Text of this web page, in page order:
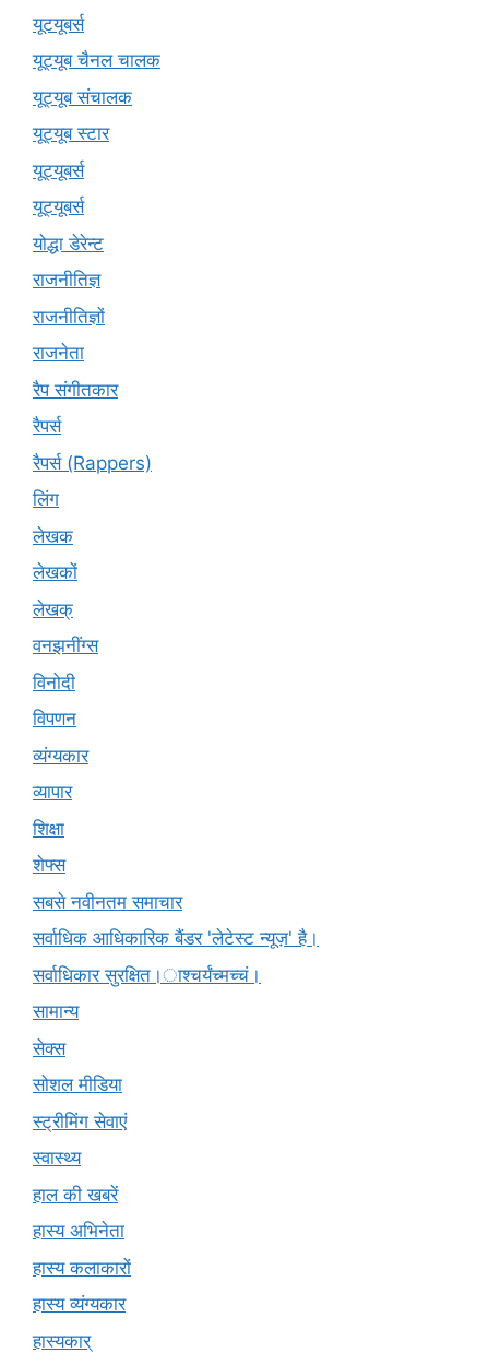
यूटयूबर्स
यूट्यूब चैनल चालक
यूट्यूब संचालक
यूट्यूब स्टार
यूट्‍यूबर्स
यूट्यूबर्स
योद्धा डेरेन्ट
राजनीतिज्ञ
राजनीतिज्ञों
राजनेता
रैप संगीतकार
रैपर्स
रैपर्स (Rappers)
लिंग
लेखक
लेखकों
लेखक्
वनझनींग्स
विनोदी
विपणन
व्यंग्यकार
व्यापार
शिक्षा
शेफ्स
सबसे नवीनतम समाचार
सर्वाधिक आधिकारिक बैंडर 'लेटेस्ट न्यूज़' है।
सर्वाधिकार सुरक्षित।ाश्चर्यंच्मच्चं।
सामान्य
सेक्स
सोशल मीडिया
स्ट्रीमिंग सेवाएं
स्वास्थ्य
हाल की खबरें
हास्य अभिनेता
हास्य कलाकारों
हास्य व्यंग्यकार
हास्यकार्